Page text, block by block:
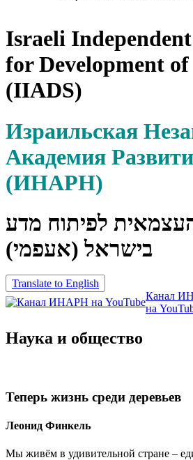
Israeli
for Development of
(IIADS)
Израильская
Академия
(ИНАРН)
לפיתוח מדע
בישראל (אעפמי)
Translate to English
Канал
на
Наука и общество
Теперь жизнь среди деревьев
Леонид Финкель
Мы живём в удивительной стране –